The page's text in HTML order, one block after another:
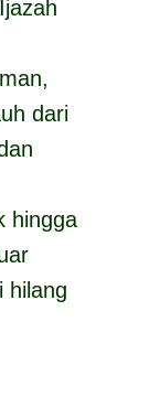
dari
hingga
hilang